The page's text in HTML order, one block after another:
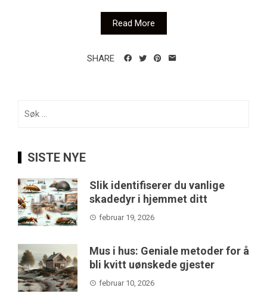
Read More
SHARE
SISTE NYE
Slik identifiserer du vanlige
skadedyr i hjemmet ditt
februar 19, 2026
Mus i hus: Geniale metoder for å
bli kvitt uønskede gjester
februar 10, 2026